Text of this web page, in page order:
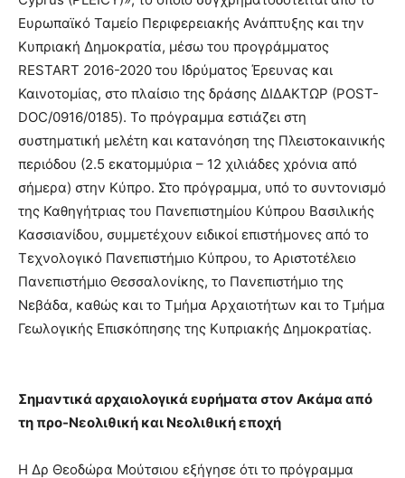
Ευρωπαϊκό Ταμείο Περιφερειακής Ανάπτυξης και την
Κυπριακή Δημοκρατία, μέσω του προγράμματος
RESTART 2016-2020 του Ιδρύματος Έρευνας και
Καινοτομίας, στο πλαίσιο της δράσης ΔΙΔΑΚΤΩΡ (POST-
DOC/0916/0185). Το πρόγραμμα εστιάζει στη
συστηματική μελέτη και κατανόηση της Πλειστοκαινικής
περιόδου (2.5 εκατομμύρια – 12 χιλιάδες χρόνια από
σήμερα) στην Κύπρο. Στο πρόγραμμα, υπό το συντονισμό
της Καθηγήτριας του Πανεπιστημίου Κύπρου Βασιλικής
Κασσιανίδου, συμμετέχουν ειδικοί επιστήμονες από το
Τεχνολογικό Πανεπιστήμιο Κύπρου, το Αριστοτέλειο
Πανεπιστήμιο Θεσσαλονίκης, το Πανεπιστήμιο της
Νεβάδα, καθώς και το Τμήμα Αρχαιοτήτων και το Τμήμα
Γεωλογικής Επισκόπησης της Κυπριακής Δημοκρατίας.
Σημαντικά αρχαιολογικά ευρήματα στον Ακάμα από
τη προ-Νεολιθική και Νεολιθικήεποχή
Η Δρ Θεοδώρα Μούτσιου εξήγησε ότι το πρόγραμμα